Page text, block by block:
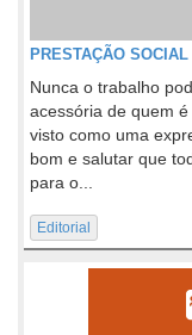
PRESTAÇÃO
Nunca o trabalho
acessória de quem
visto como uma
bom e salutar que
para o...
Editorial